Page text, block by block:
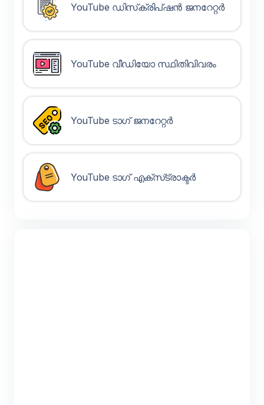
YouTube ഡിസ്‌ക്രിപ്‌ഷൻ ജനറേറ്റർ
YouTube വീഡിയോ സ്ഥിതിവിവരം
YouTube ടാഗ് ജനറേറ്റർ
YouTube ടാഗ് എക്‌സ്‌ട്രാക്ടർ